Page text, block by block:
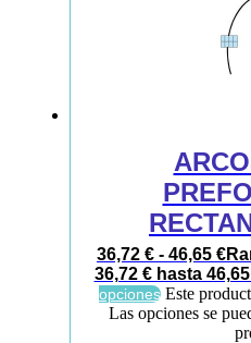
36,72 € - 46,65 €
36,72 € hasta
opciones Este
Las opciones se